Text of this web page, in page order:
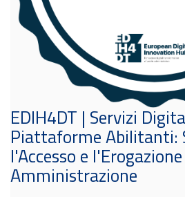
EDIH4DT | Servizi
Piattaforme Abilitanti:
l'Accesso e
Amministrazione